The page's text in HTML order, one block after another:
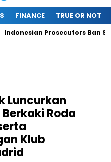
FINANCE TRUE OR NOT
Prosecutors Ban Sritex
Luncurkan
Roda
Klub